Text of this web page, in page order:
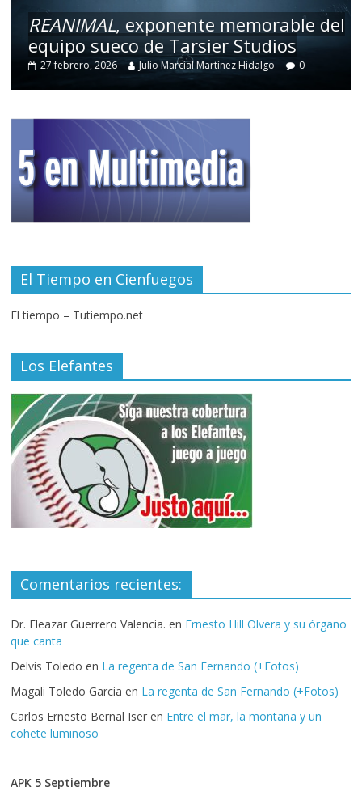
REANIMAL, exponente memorable del
equipo sueco de Tarsier Studios
27 febrero, 2026 Julio Marcial Martínez Hidalgo 0
El Tiempo en Cienfuegos
El tiempo – Tutiempo.net
Los Elefantes
Comentarios recientes:
Dr. Eleazar Guerrero Valencia. en Ernesto Hill Olvera y su órgano
que canta
Delvis Toledo en La regenta de San Fernando (+Fotos)
Magali Toledo Garcia en La regenta de San Fernando (+Fotos)
Carlos Ernesto Bernal Iser en Entre el mar, la montaña y un
cohete luminoso
APK 5 Septiembre